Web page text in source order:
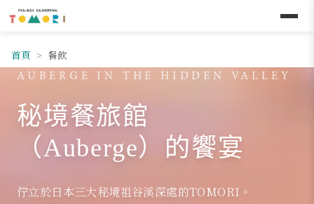
跳至主要內容
首頁 餐飲
AUBERGE IN THE HIDDEN VALLEY
秘境餐旅館
（Auberge）的饗宴
佇立於日本三大秘境祖谷溪深處的TOMORI。